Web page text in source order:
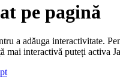
pe pagină
a adăuga interactivitate.
mai interactivă puteți activa